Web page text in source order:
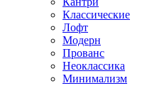
Классические
Лофт
Модерн
Прованс
Неоклассика
Минимализм